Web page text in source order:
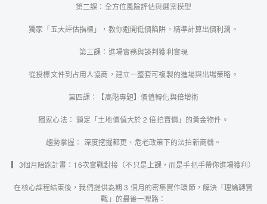
第二課：全方位風險評估與選案模型
獨家「五大評估指標」，教你避開低價陷阱，精準計算出價利潤。
第三課：進場實務與談判獲利實現
從投標文件到占用人協商，建立一整套可複製的進場與出場策略。
第四課：【高階專題】價值轉化與倍增術
獨家心法： 鎖定「土地價值大於 2 倍拍賣價」的黃金物件。
趨勢掌握： 深度挖掘都更、危老政策下的法拍新商機。
▎3個月陪跑計畫：16次實戰對接（不只是上課，而是手把手帶你進場獲利）
在核心課程結束後，我們提供為期 3 個月的密集實作環節，解決「理論轉實
戰」的最後一哩路：